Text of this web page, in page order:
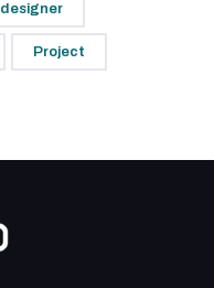
designer
Project